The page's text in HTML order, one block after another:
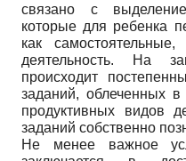
связано с
которые для ребенка
как
деятельность. На
происходит
заданий, облеченных
продуктивных видов
заданий собственно
Не менее важное